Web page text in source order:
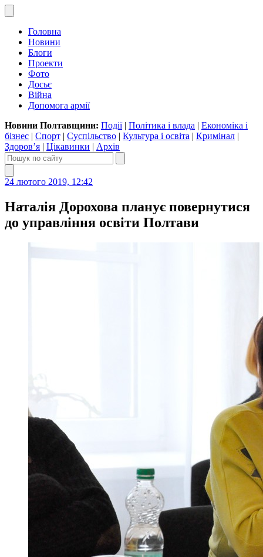
Головна
Новини
Блоги
Проекти
Фото
Досьє
Війна
Допомога армії
Новини Полтавщини: Події| Політика і влада | Економіка і
бізнес | Спорт | Суспільство | Культура і освіта | Кримінал |
Здоров’я | Цікавинки | Архів
24 лютого 2019, 12:42
Наталія Дорохова планує повернутися
до управління освіти Полтави